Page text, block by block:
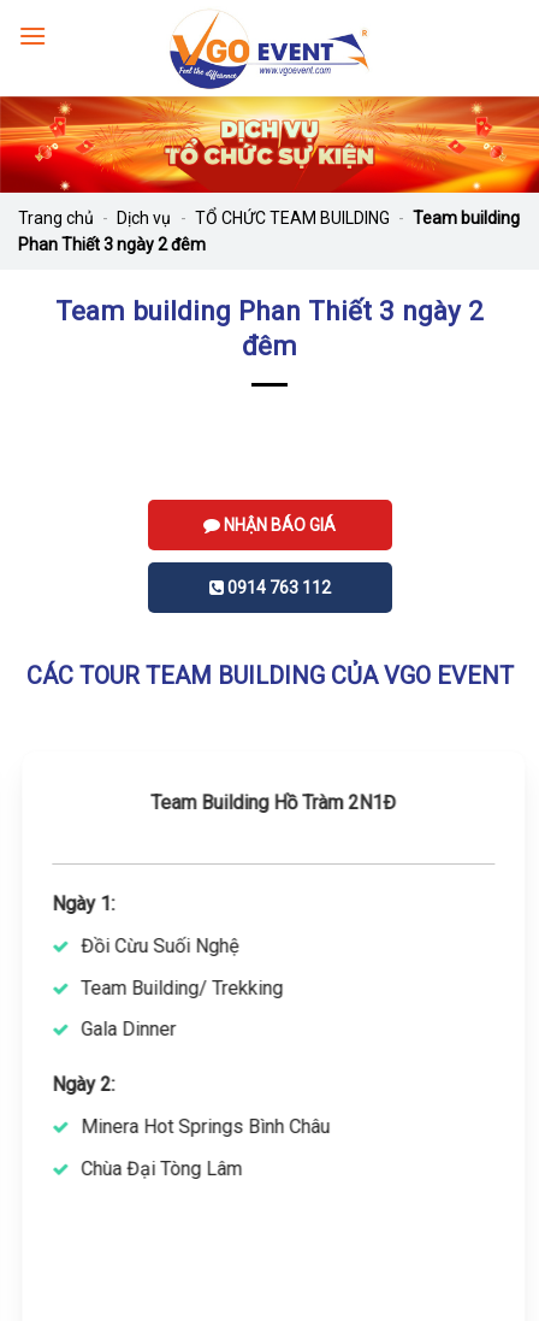
Trang chủ - Dịch vụ - TỔ CHỨC TEAM BUILDING - Team building
Phan Thiết 3 ngày 2 đêm
Team building Phan Thiết 3 ngày 2
đêm
NHẬN BÁO GIÁ
0914 763 112
CÁC TOUR TEAM BUILDING CỦA VGO EVENT
Team Building Hồ Tràm 2N1Đ
Ngày 1:
Đồi Cừu Suối Nghệ
Team Building/ Trekking
Gala Dinner
Ngày 2:
Minera Hot Springs Bình Châu
Chùa Đại Tòng Lâm